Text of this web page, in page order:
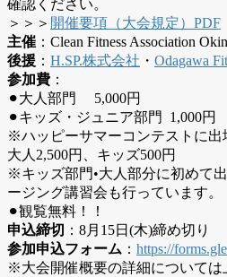
確認ください。
＞＞＞ 開催要項（大会規定）PDF
主催 ：Clean Fitness Association
後援 ： H.SP.株式会社 ・ Odagawa
参加費 ：
⚫︎大人部門 5,000円
⚫︎キッズ・ジュニア部門 1,000円
※ハッピーサマーコンテストに出
大人2,500円、キッズ500円
※キッズ部門•大人部分に初めて
ージング講習会も行っています。
⚫︎観覧無料！！
申込締切 ：8月15日(木)締め切り
参加申込フォーム ： https://
※大会開催概要の詳細については